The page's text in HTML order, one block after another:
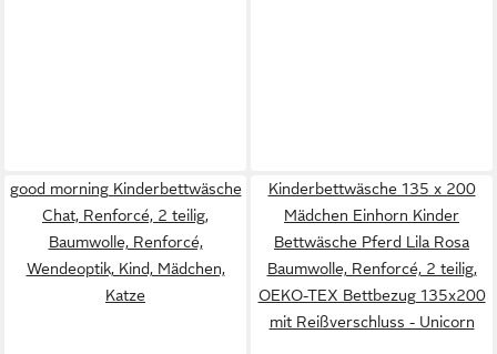
good morning Kinderbettwäsche
Chat, Renforcé, 2 teilig,
Baumwolle, Renforcé,
Wendeoptik, Kind, Mädchen,
Katze
Kinderbettwäsche 135 x 200
Mädchen Einhorn Kinder
Bettwäsche Pferd Lila Rosa
Baumwolle, Renforcé, 2 teilig,
OEKO-TEX Bettbezug 135x200
mit Reißverschluss - Unicorn